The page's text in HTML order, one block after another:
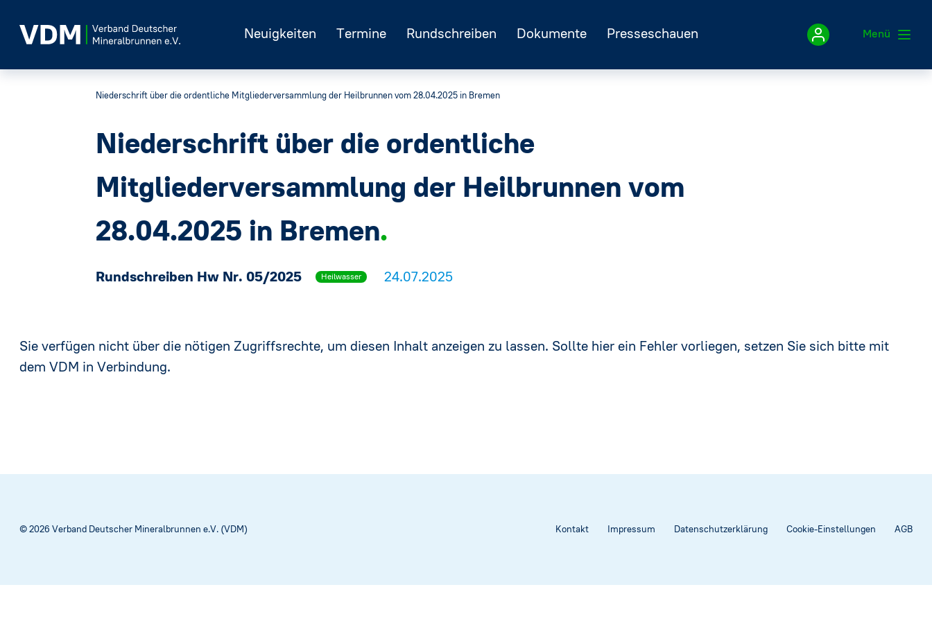
Neuigkeiten Termine Rundschreiben Dokumente Presseschauen Menü
Niederschrift über die ordentliche Mitgliederversammlung der Heilbrunnen vom 28.04.2025 in Bremen
Niederschrift über die ordentliche
Mitgliederversammlung der Heilbrunnen vom
28.04.2025 in Bremen
Rundschreiben Hw Nr. 05/2025 Heilwasser 24.07.2025
Sie verfügen nicht über die nötigen Zugriffsrechte, um diesen Inhalt anzeigen zu lassen. Sollte hier ein Fehler vorliegen, setzen Sie sich bitte mit
dem VDM in Verbindung.
© 2026 Verband Deutscher Mineralbrunnen e.V. (VDM) Kontakt Impressum Datenschutzerklärung Cookie-Einstellungen AGB